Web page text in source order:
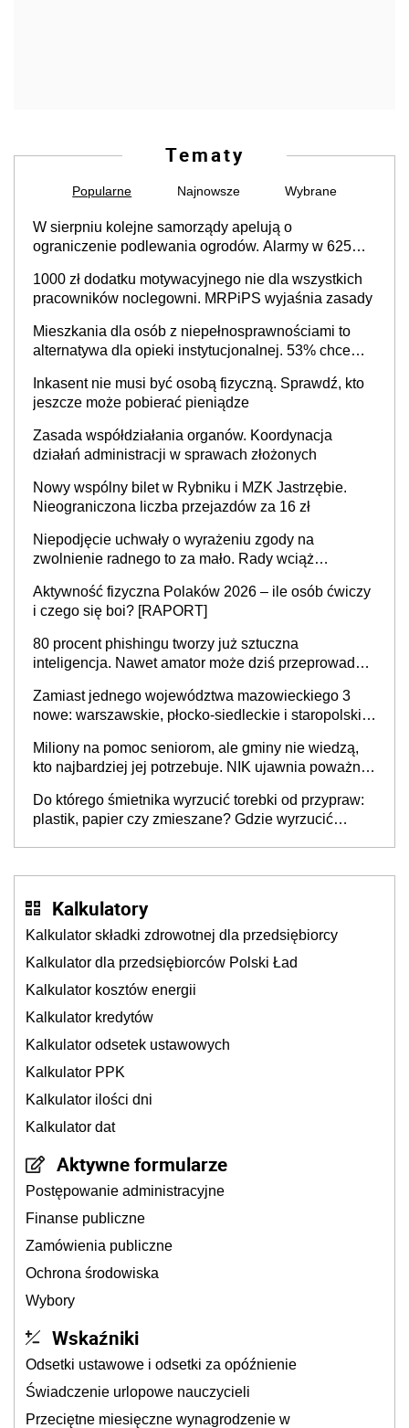
Tematy
Popularne Najnowsze Wybrane
W sierpniu kolejne samorządy apelują o
ograniczenie podlewania ogrodów. Alarmy w 625
cały kraj
1000 zł dodatku motywacyjnego nie dla wszystkich
pracowników noclegowni. MRPiPS wyjaśnia zasady
Mieszkania dla osób z niepełnosprawnościami to
alternatywa dla opieki instytucjonalnej. 53% chce
Inkasent nie musi być osobą fizyczną. Sprawdź, kto
jeszcze może pobierać pieniądze
Zasada współdziałania organów. Koordynacja
działań administracji w sprawach złożonych
Nowy wspólny bilet w Rybniku i MZK Jastrzębie.
Nieograniczona liczba przejazdów za 16 zł
Niepodjęcie uchwały o wyrażeniu zgody na
zwolnienie radnego to za mało. Rady wciąż
sprawy
Aktywność fizyczna Polaków 2026 – ile osób ćwiczy
i czego się boi? [RAPORT]
80 procent phishingu tworzy już sztuczna
inteligencja. Nawet amator może dziś przeprowadzić
Zamiast jednego województwa mazowieckiego 3
nowe: warszawskie, płocko-siedleckie i staropolskie.
stołecznych
Miliony na pomoc seniorom, ale gminy nie wiedzą,
kto najbardziej jej potrzebuje. NIK ujawnia poważną
Do którego śmietnika wyrzucić torebki od przypraw:
plastik, papier czy zmieszane? Gdzie wyrzucić
Kalkulatory
Kalkulator składki zdrowotnej dla przedsiębiorcy
Kalkulator dla przedsiębiorców Polski Ład
Kalkulator kosztów energii
Kalkulator kredytów
Kalkulator odsetek ustawowych
Kalkulator PPK
Kalkulator ilości dni
Kalkulator dat
Aktywne formularze
Postępowanie administracyjne
Finanse publiczne
Zamówienia publiczne
Ochrona środowiska
Wybory
Wskaźniki
Odsetki ustawowe i odsetki za opóźnienie
Świadczenie urlopowe nauczycieli
Przeciętne miesięczne wynagrodzenie w